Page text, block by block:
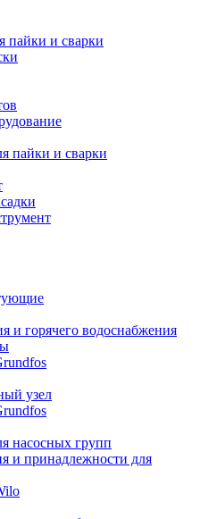
пайки и сварки
пайки и сварки
и горячего водоснабжения
узел
насосных групп
и принадлежности для